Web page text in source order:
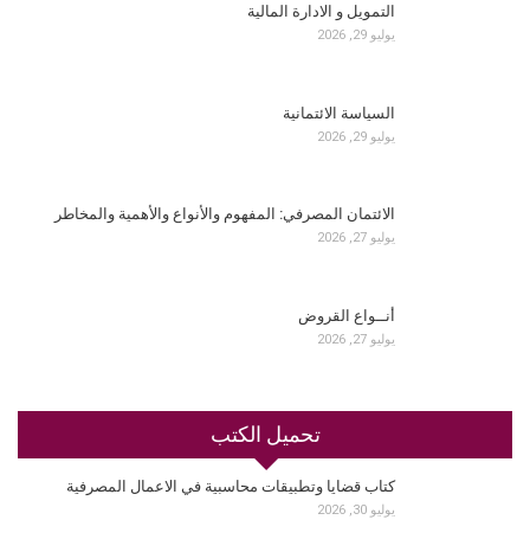
التمويل و الادارة المالية
يوليو 29, 2026
السياسة الائتمانية
يوليو 29, 2026
الائتمان المصرفي: المفهوم والأنواع والأهمية والمخاطر
يوليو 27, 2026
أنــواع القروض
يوليو 27, 2026
تحميل الكتب
كتاب قضايا وتطبيقات محاسبية في الاعمال المصرفية
يوليو 30, 2026